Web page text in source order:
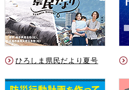
ひろしま県民だより夏号